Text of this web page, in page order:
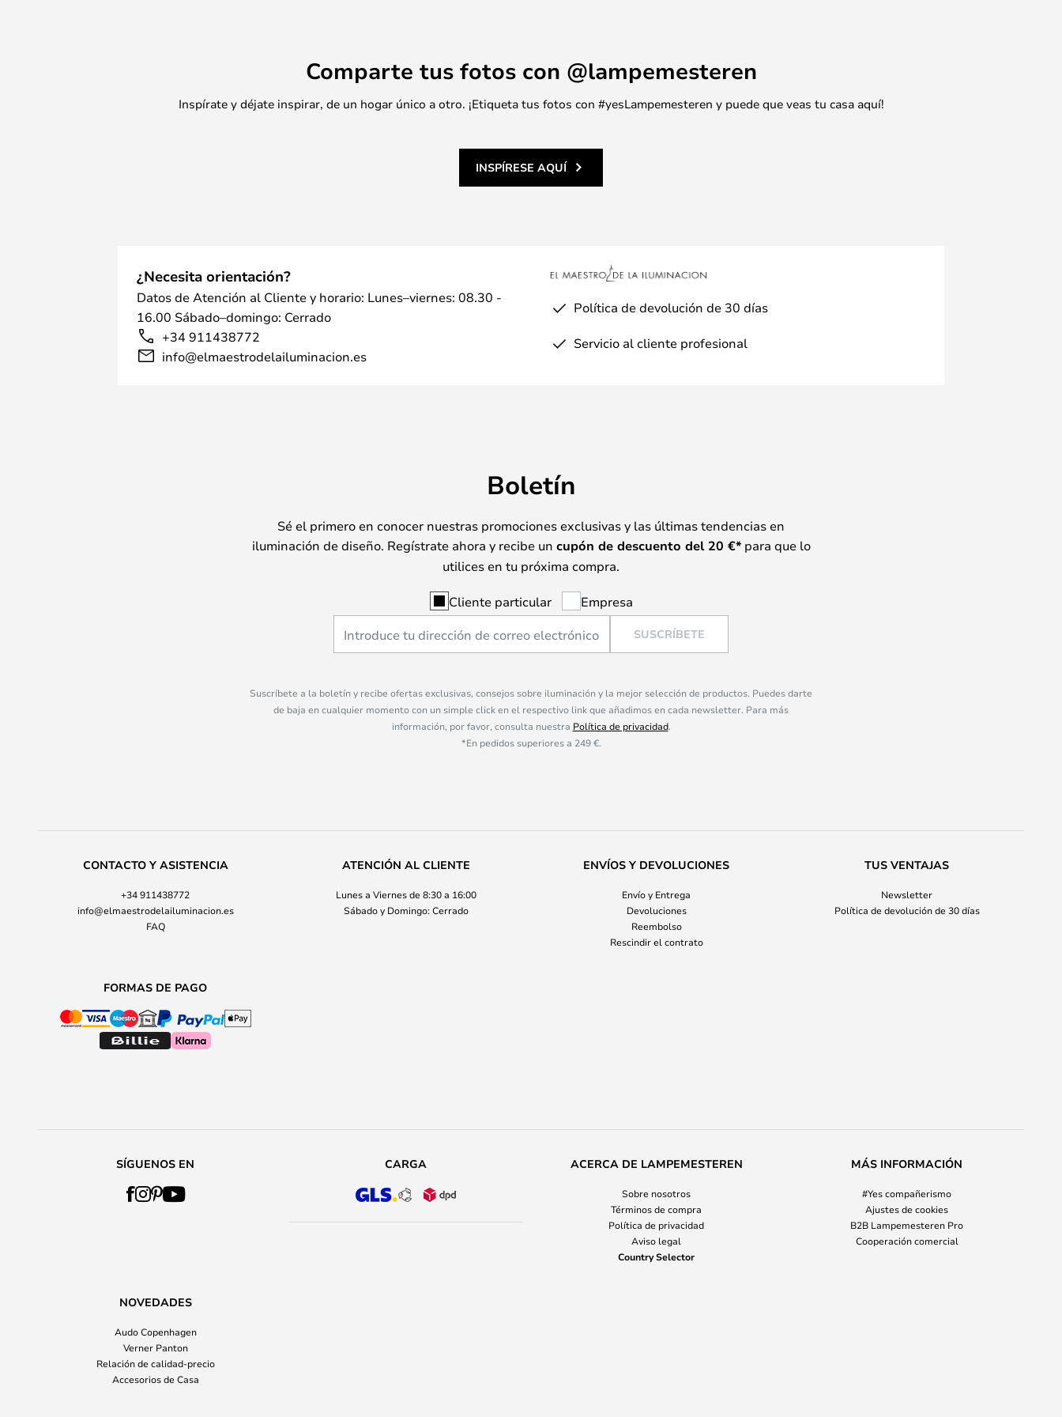
Comparte tus fotos con @lampemesteren
Inspírate y déjate inspirar, de un hogar único a otro. ¡Etiqueta tus fotos con #yesLampemesteren y puede que veas tu casa aquí!
INSPÍRESE AQUÍ
¿Necesita orientación?
Datos de Atención al Cliente y horario: Lunes–viernes: 08.30 -
16.00 Sábado–domingo: Cerrado
+34 911438772
info@elmaestrodelailuminacion.es
Política de devolución de 30 días
Servicio al cliente profesional
Boletín
Sé el primero en conocer nuestras promociones exclusivas y las últimas tendencias en
iluminación de diseño. Regístrate ahora y recibe un cupón de descuento del 20 €*para que lo
utilices en tu próxima compra.
Cliente particular Empresa
SUSCRÍBETE
Suscríbete a la boletín y recibe ofertas exclusivas, consejos sobre iluminación y la mejor selección de productos. Puedes darte
de baja en cualquier momento con un simple click en el respectivo link que añadimos en cada newsletter. Para más
información, por favor, consulta nuestra Política de privacidad.
*En pedidos superiores a 249 €.
CONTACTO Y ASISTENCIA
+34 911438772
info@elmaestrodelailuminacion.es
FAQ
ATENCIÓN AL CLIENTE
Lunes a Viernes de 8:30 a 16:00
Sábado y Domingo: Cerrado
ENVÍOS Y DEVOLUCIONES
Envío y Entrega
Devoluciones
Reembolso
Rescindir el contrato
TUS VENTAJAS
Newsletter
Política de devolución de 30 días
FORMAS DE PAGO
SÍGUENOS EN CARGA ACERCA DE LAMPEMESTEREN
Sobre nosotros
Términos de compra
Política de privacidad
Aviso legal
Country Selector
MÁS INFORMACIÓN
#Yes compañerismo
Ajustes de cookies
B2B Lampemesteren Pro
Cooperación comercial
NOVEDADES
Audo Copenhagen
Verner Panton
Relación de calidad-precio
Accesorios de Casa